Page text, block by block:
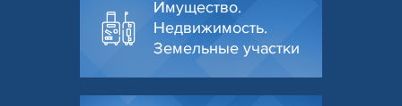
Имущество.
Недвижимость.
Земельные участки